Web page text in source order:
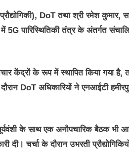
DoT तथा श्री रमेश कुमार,
5G पारिस्थितिकी तंत्र के अंतर्गत
केंद्रों के रूप में स्थापित किया गया है,
DoT अधिकारियों ने एनआईटी
के साथ एक अनौपचारिक बैठक भी
दी। चर्चा के दौरान उभरती